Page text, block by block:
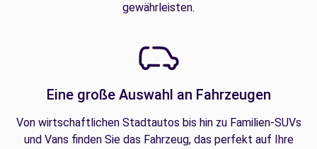
gewährleisten.
Eine große Auswahl an Fahrzeugen
Von wirtschaftlichen Stadtautos bis hin zu Familien-SUVs
und Vans finden Sie das Fahrzeug, das perfekt auf Ihre